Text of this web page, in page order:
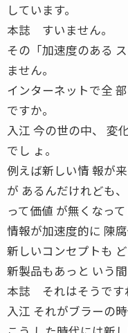
しています。
本誌 すいません。
その「加速度のある
ません。
インターネットで全
ですか。
入江 今の世の中、 変
でし ょ。
例えば新しい情 報が
が あるんだけれども
って価値 が無くなって
情報が加速度的に 陳腐
新しいコンセプトも
新製品もあっと いう
本誌 それはそうです
入江 それがブラーの時